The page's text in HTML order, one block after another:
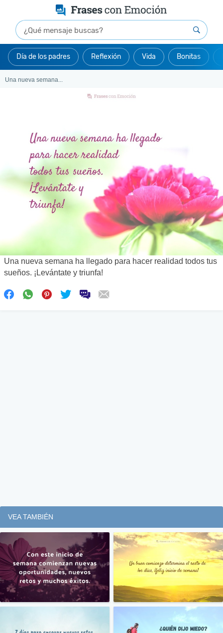
Día de los padres Reflexión Vida Bonitas
Una nueva semana...
Una nueva semana ha llegado para hacer realidad todos tus
sueños. ¡Levántate y triunfa!
VEA TAMBIÉN